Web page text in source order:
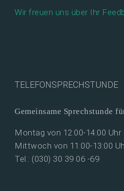
Wir freuen uns über Ihr
TELEFONSPRECHSTUNDE
Gemeinsame Sprechstunde
Montag von 12:00-14:00 Uhr
Mittwoch von 11:00-13:00
Tel.: (030) 30 39 06 -69